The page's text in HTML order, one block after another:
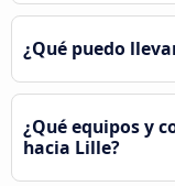
¿Qué puedo
¿Qué equipos y
hacia Lille?